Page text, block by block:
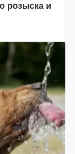
розыска и